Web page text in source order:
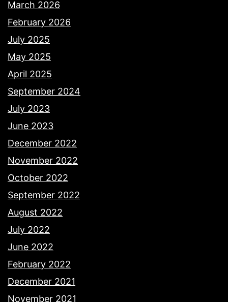
March 2026
February 2026
July 2025
May 2025
April 2025
September 2024
July 2023
June 2023
December 2022
November 2022
October 2022
September 2022
August 2022
July 2022
June 2022
February 2022
December 2021
November 2021